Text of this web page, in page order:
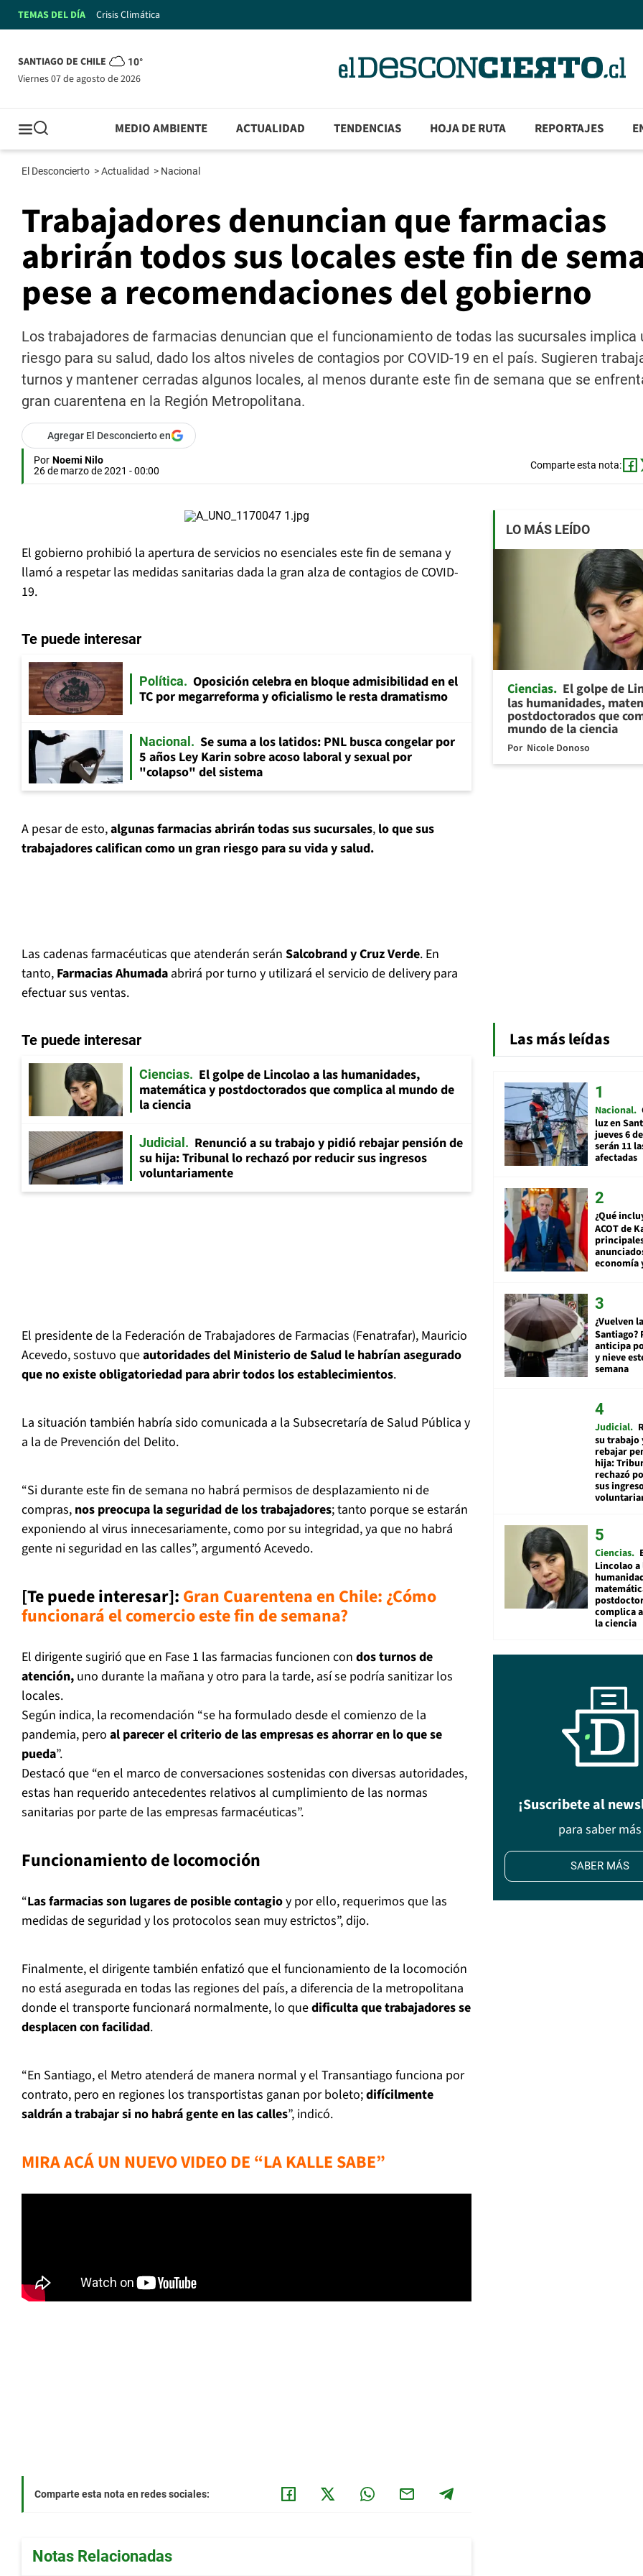
TEMAS DEL DÍA Crisis Climática
SANTIAGO DE CHILE 10°
viernes 07 de agosto de 2026
MEDIO AMBIENTE ACTUALIDAD TENDENCIAS HOJA DE RUTA REPORTAJES
El Desconcierto >Actualidad > Nacional
Trabajadores denuncian que farmacias
abrirán todos sus locales este fin de
pese a recomendaciones del gobierno
Los trabajadores de farmacias denuncian que el funcionamiento de todas las sucursales implica
riesgo para su salud, dado los altos niveles de contagios por COVID-19 en el país. Sugieren
turnos y mantener cerradas algunos locales, al menos durante este fin de semana que se
gran cuarentena en la Región Metropolitana.
Agregar El Desconcierto en
Por Noemi Nilo
26 de marzo de 2021 - 00:00
Comparte esta nota:
El gobierno prohibió la apertura de servicios no esenciales este fin de semana y
llamó a respetar las medidas sanitarias dada la gran alza de contagios de COVID-
19.
Te puede interesar
Política
Oposición celebra en bloque admisibilidad en el
TC por megarreforma y oficialismo le resta dramatismo
Nacional
Se suma a los latidos: PNL busca congelar por
5 años Ley Karin sobre acoso laboral y sexual por
"colapso" del sistema
A pesar de esto,algunasfarmacias abrirán todas sus sucursales, lo que sus
trabajadores califican como un gran riesgo para su vida y salud.
Las cadenas farmacéuticas que atenderán serán Salcobrand y Cruz Verde. En
tanto, Farmacias Ahumada abrirá por turno y utilizará el servicio de delivery para
efectuar sus ventas.
Te puede interesar
Ciencias
El golpe de Lincolao a las humanidades,
matemática y postdoctorados que complica al mundo de
la ciencia
Judicial
Renunció a su trabajo y pidió rebajar pensión de
su hija: Tribunal lo rechazó por reducir sus ingresos
voluntariamente
El presidente de la Federación de Trabajadores de Farmacias (Fenatrafar), Mauricio
Acevedo, sostuvo queautoridades del Ministerio de Salud le habrían asegurado
que no existe obligatoriedad para abrir todos los establecimientos.
La situación también habría sido comunicada a la Subsecretaría de Salud Pública y
a la de Prevención del Delito.
“Si durante este fin de semana no habrá permisos de desplazamiento ni de
compras, nos preocupa la seguridad de los trabajadores; tanto porque se estarán
exponiendo al virus innecesariamente, como por su integridad, ya que no habrá
gente ni seguridad en las calles”, argumentó Acevedo.
[Te puede interesar]: Gran Cuarentena en Chile: ¿Cómo
funcionará el comercio este fin de semana?
El dirigente sugirió que en Fase 1 las farmacias funcionen con dos turnos de
atención, uno durante la mañana y otro para la tarde, así se podría sanitizar los
locales.
Según indica, la recomendación “se ha formulado desde el comienzo de la
pandemia, pero al parecer el criterio de las empresas es ahorrar en lo que se
pueda”.
Destacó que “en el marco de conversaciones sostenidas con diversas autoridades,
estas han requerido antecedentes relativos al cumplimiento de las normas
sanitarias por parte de las empresas farmacéuticas”.
Funcionamiento de locomoción
“Las farmacias son lugares de posible contagioy por ello, requerimos que las
medidas de seguridad y los protocolos sean muy estrictos”, dijo.
Finalmente, el dirigente también enfatizó que el funcionamiento de la locomoción
no está asegurada en todas las regiones del país, a diferencia de la metropolitana
donde el transporte funcionará normalmente, lo quedificulta que trabajadores se
desplacen con facilidad.
“En Santiago, el Metro atenderá de manera normal y el Transantiago funciona por
contrato, pero en regiones los transportistas ganan por boleto;difícilmente
saldrán a trabajar si no habrá gente en las calles”, indicó.
MIRA ACÁ UN NUEVO VIDEO DE “LA KALLE SABE”
Comparte esta nota en redes sociales:
Notas Relacionadas
LO MÁS LEÍDO
Ciencias El golpe de
las humanidades,
postdoctorados que
mundo de la ciencia
Por Nicole Donoso
Las más leídas
Nacional
luz en
jueves 6
serán 11
afectadas
¿Qué
ACOT de
economía
¿Vuelven
Santiago?
anticipa
y nieve
semana
Judicial
su trabajo
rebajar
hija:
rechazó
sus
Ciencias
Lincolao a
complica
la ciencia
¡Suscribete al
para saber más
SABER MÁS